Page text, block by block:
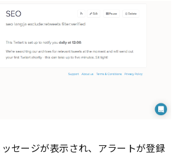
セージが表示され、アラートが登録